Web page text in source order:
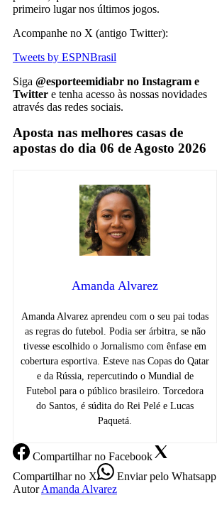
primeiro lugar nos últimos jogos.
Acompanhe no X (antigo Twitter):
Tweets by ESPNBrasil
Siga @esporteemidiabr no Instagram e
Twitter e tenha acesso às nossas novidades
através das redes sociais.
Aposta nas melhores casas de
apostas do dia 06 de Agosto 2026
Amanda Alvarez
Amanda Alvarez aprendeu com o seu pai todas
as regras do futebol. Podia ser árbitra, se não
tivesse escolhido o Jornalismo com ênfase em
cobertura esportiva. Esteve nas Copas do Qatar
e da Rússia, repercutindo o Mundial de
Futebol para o público brasileiro. Torcedora
do Santos, é súdita do Rei Pelé e Lucas
Paquetá.
Compartilharno Facebook
Compartilharno X Enviarpelo Whatsapp
Autor Amanda Alvarez